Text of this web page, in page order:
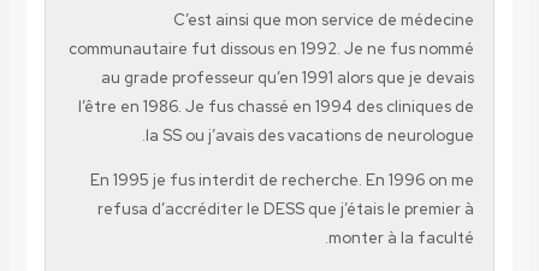
C’est ainsi que mon service de médecine
communautaire fut dissous en 1992. Je ne fus nommé
au grade professeur qu’en 1991 alors que je devais
l’être en 1986. Je fus chassé en 1994 des cliniques de
la SS ou j’avais des vacations de neurologue.
En 1995 je fus interdit de recherche. En 1996 on me
refusa d’accréditer le DESS que j’étais le premier à
monter à la faculté.